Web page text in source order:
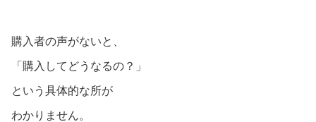
購入者の声がないと、
「購入してどうなるの？」
という具体的な所が
わかりません。